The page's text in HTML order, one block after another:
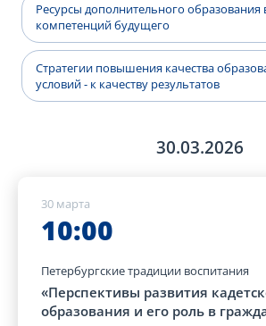
Ресурсы дополнительного
компетенций будущего
Стратегии повышения качества
условий - к качеству результатов
30.03.2026
30 марта
10:00
Петербургские традиции воспитания
«Перспективы развития
образования и его роль в